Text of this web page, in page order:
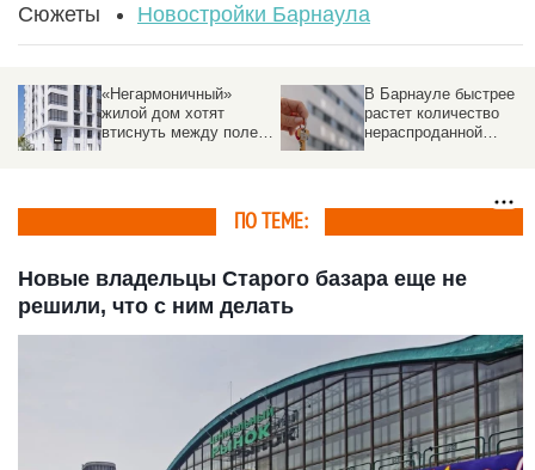
Сюжеты Новостройки Барнаула
«Негармоничный»
жилой дом хотят
втиснуть между полем
В Барнауле быстрее
растет количество
нераспроданной
ПО ТЕМЕ:
Новые владельцы Старого базара еще не
решили, что с ним делать